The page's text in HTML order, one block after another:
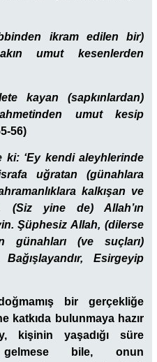
ikram edilen bir)
umut kesenlerden
kayan (sapkınlardan)
umut kesip
56)
ki: ‘Ey kendi aleyhlerinde
uğratan (günahlara
kalkışan ve
(Siz yine de) Allah’ın
Şüphesiz Allah, (dilerse
günahları (ve suçları)
Bağışlayandır, Esirgeyip
bir gerçekliğe
katkıda bulunmaya hazır
kişinin yaşadığı süre
bile, onun